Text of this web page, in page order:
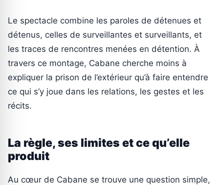
Le spectacle combine les paroles de détenues et
détenus, celles de surveillantes et surveillants, et
les traces de rencontres menées en détention. À
travers ce montage, Cabane cherche moins à
expliquer la prison de l’extérieur qu’à faire entendre
ce qui s’y joue dans les relations, les gestes et les
récits.
La règle, ses limites et ce qu’elle
produit
Au cœur de Cabane se trouve une question simple,